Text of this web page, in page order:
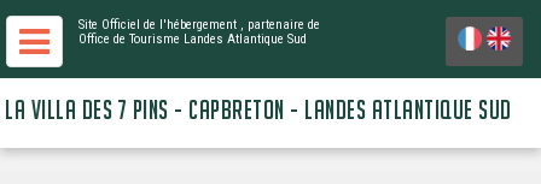
Site Officiel de l'hébergement , partenaire de
Office de Tourisme Landes Atlantique Sud
LA VILLA DES 7 PINS - CAPBRETON - LANDES ATLANTIQUE SUD